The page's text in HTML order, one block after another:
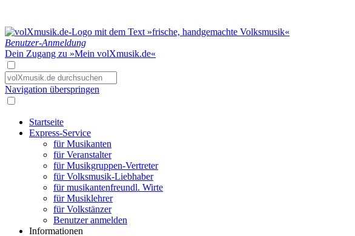
Benutzer-Anmeldung
Dein Zugang zu »Mein volXmusik.de«
Navigation überspringen
Startseite
Express-Service
für Musikanten
für Veranstalter
für Musikgruppen-Vertreter
für Volksmusik-Liebhaber
für musikantenfreundl. Wirte
für Musiklehrer
für Volkstänzer
Benutzer anmelden
Informationen